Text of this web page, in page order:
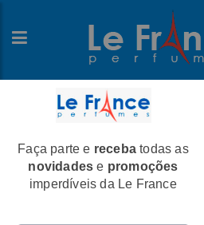
Home>Paris Elysees >Perfumes Masculinos
Vodka Wild Masculino
100ml - Paris Elysees
Faça parte e receba todas as
novidades e promoções
imperdíveis da Le France